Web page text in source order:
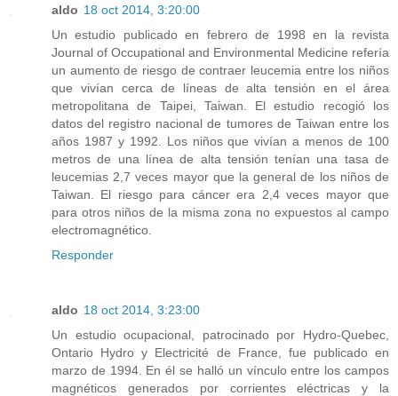
aldo 18 oct 2014, 3:20:00
Un estudio publicado en febrero de 1998 en la revista
Journal of Occupational and Environmental Medicine refería
un aumento de riesgo de contraer leucemia entre los niños
que vivían cerca de líneas de alta tensión en el área
metropolitana de Taipei, Taiwan. El estudio recogió los
datos del registro nacional de tumores de Taiwan entre los
años 1987 y 1992. Los niños que vivían a menos de 100
metros de una línea de alta tensión tenían una tasa de
leucemias 2,7 veces mayor que la general de los niños de
Taiwan. El riesgo para cáncer era 2,4 veces mayor que
para otros niños de la misma zona no expuestos al campo
electromagnético.
Responder
aldo 18 oct 2014, 3:23:00
Un estudio ocupacional, patrocinado por Hydro-Quebec,
Ontario Hydro y Electricité de France, fue publicado en
marzo de 1994. En él se halló un vínculo entre los campos
magnéticos generados por corrientes eléctricas y la